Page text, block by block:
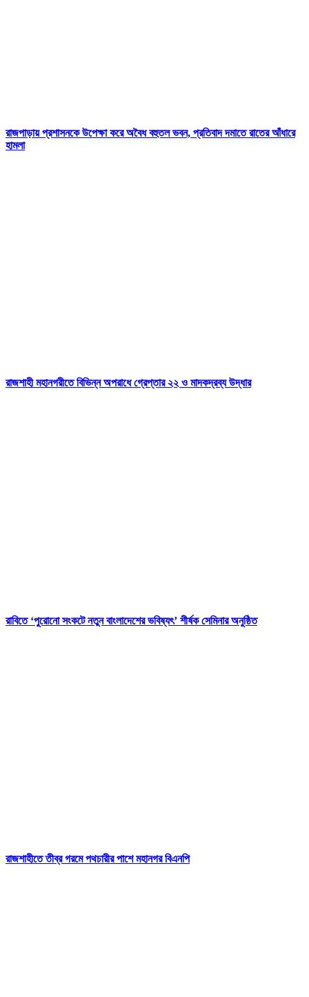
রাজপাড়ায় প্রশাসনকে উপেক্ষা করে অবৈধ বহুতল ভবন, প্রতিবাদ দমাতে রাতের আঁধারে
হামলা
রাজশাহী মহানগরীতে বিভিন্ন অপরাধে গ্রেপ্তার ২২ ও মাদকদ্রব্য উদ্ধার
রাবিতে ‘পুরোনো সংকটে নতুন বাংলাদেশের ভবিষ্যৎ’ শীর্ষক সেমিনার অনুষ্ঠিত
রাজশাহীতে তীব্র গরমে পথচারীর পাশে মহানগর বিএনপি